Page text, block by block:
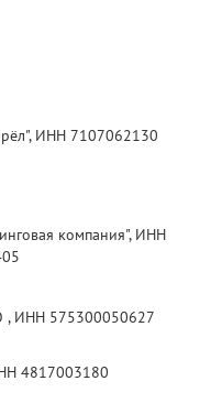
ИНН 7107062130
компания", ИНН
, ИНН 575300050627
4817003180